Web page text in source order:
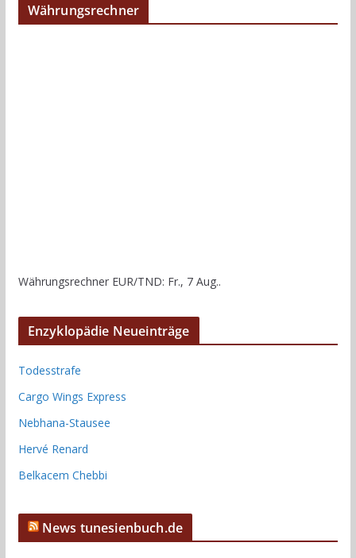
Währungsrechner
Währungsrechner EUR/TND: Fr., 7 Aug..
Enzyklopädie Neueinträge
Todesstrafe
Cargo Wings Express
Nebhana-Stausee
Hervé Renard
Belkacem Chebbi
News tunesienbuch.de